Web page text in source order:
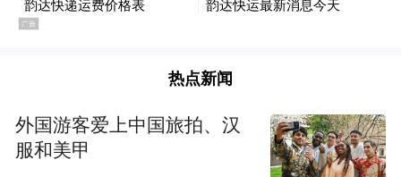
热点新闻
外国游客爱上中国旅拍、汉
服和美甲